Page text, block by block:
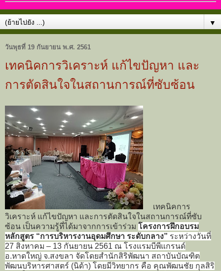
▼
วันพุธที่ 19 กันยายน พ.ศ. 2561
เทคนิคการวิเคราะห์ แก้ไขปัญหา และ
การตัดสินใจในสถานการณ์ที่ซับซ้อน
เทคนิคการ
วิเคราะห์ แก้ไขปัญหา และการตัดสินใจในสถานการณ์ที่ซับ
ซ้อน เป็นความรู้ที่ได้มาจากการเข้าร่วม โครงการฝึกอบรม
หลักสูตร “การบริหารงานอุดมศึกษา ระดับกลาง” ระหว่างวันที่
27 สิงหาคม – 13 กันยายน 2561 ณ โรงแรมบีพีแกรนด์
อ.หาดใหญ่ จ.สงขลา จัดโดยสำนักสิริพัฒนา สถาบันบัณฑิต
พัฒนบริหารศาสตร์ (นิด้า) โดยมีวิทยากร คือ คุณพัฒนชัย กุลสิริ